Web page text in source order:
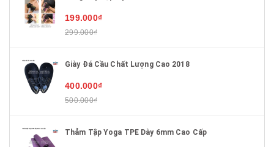
199.000₫
299.000₫
Giày Đá Cầu Chất Lượng Cao 2018
400.000₫
500.000₫
Thảm Tập Yoga TPE Dày 6mm Cao Cấp